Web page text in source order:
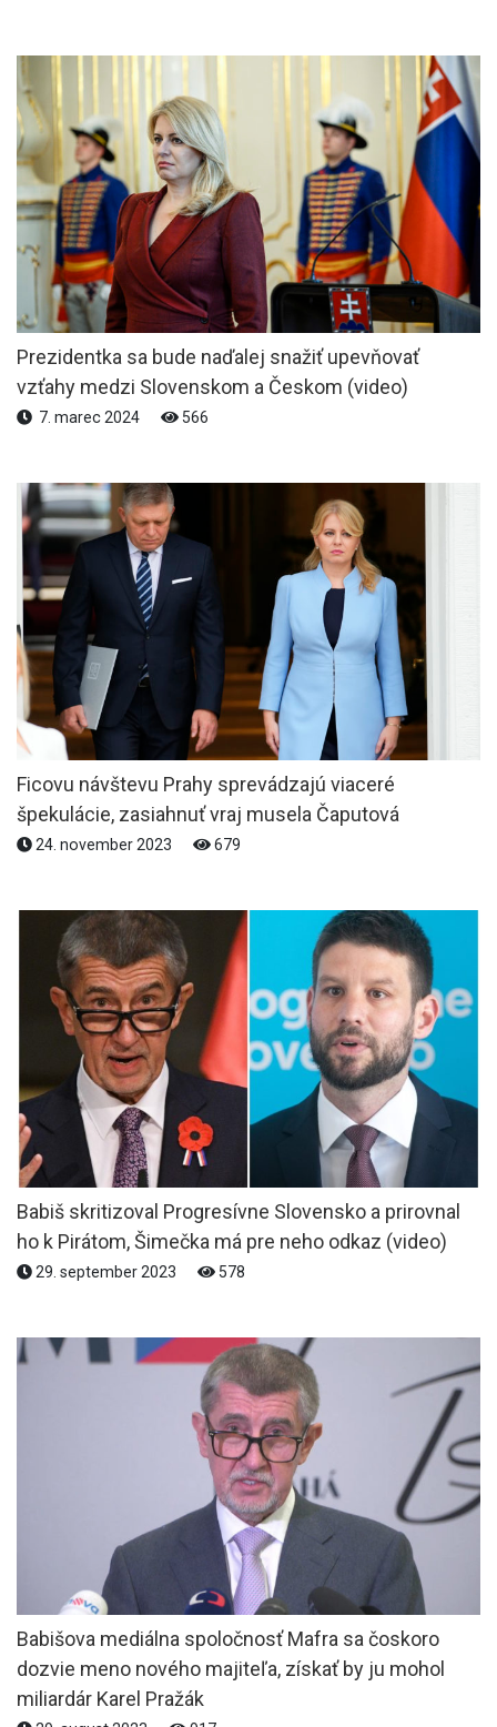
Prezidentka sa bude naďalej snažiť upevňovať
vzťahy medzi Slovenskom a Českom (video)
7. marec 2024 566
Ficovu návštevu Prahy sprevádzajú viaceré
špekulácie, zasiahnuť vraj musela Čaputová
24. november 2023 679
Babiš skritizoval Progresívne Slovensko a prirovnal
ho k Pirátom, Šimečka má pre neho odkaz (video)
29. september 2023 578
Babišova mediálna spoločnosť Mafra sa čoskoro
dozvie meno nového majiteľa, získať by ju mohol
miliardár Karel Pražák